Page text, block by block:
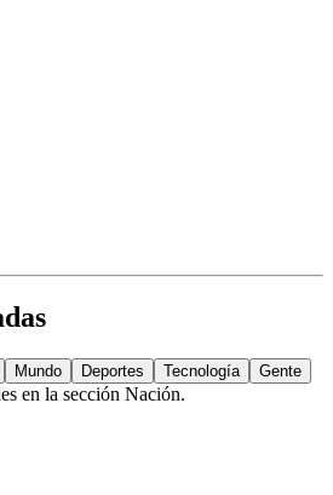
Mundo Deportes Tecnología Gente
en la sección Nación.